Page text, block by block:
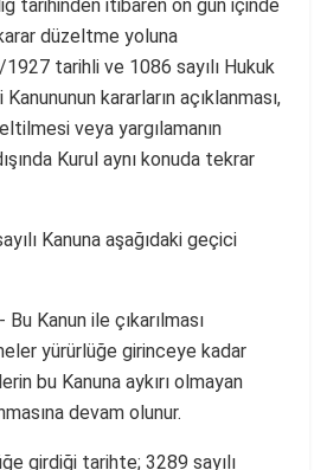
tarihinden itibaren on gün içinde
düzeltme yoluna
tarihli ve 1086 sayılı Hukuk
kararların açıklanması,
veya yargılamanın
Kurul aynı konuda tekrar
Kanuna aşağıdaki geçici
Kanun ile çıkarılması
yürürlüğe girinceye kadar
bu Kanuna aykırı olmayan
devam olunur.
girdiği tarihte; 3289 sayılı